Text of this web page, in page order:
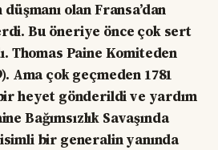
olan Fransa’dan
Bu öneriye önce çok sert
Thomas Paine Komiteden
Ama çok geçmeden 1781
heyet gönderildi ve yardım
Bağımsızlık Savaşında
bir generalin yanında